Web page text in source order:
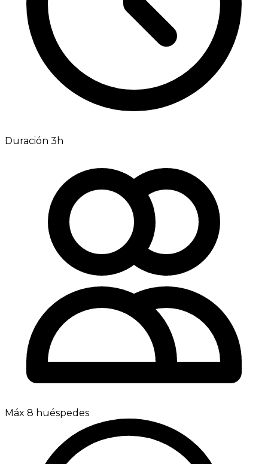
Duración 3h
Máx 8 huéspedes